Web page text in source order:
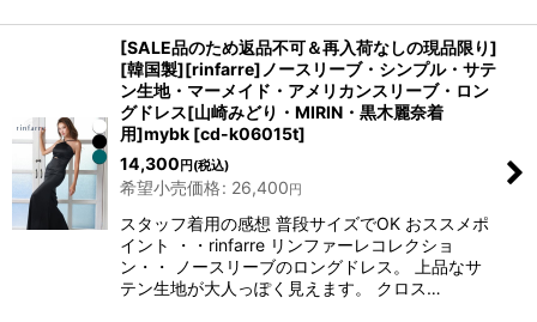
[SALE品のため返品不可＆再入荷なしの現品限り]
[韓国製][rinfarre]ノースリーブ・シンプル・サテ
ン生地・マーメイド・アメリカンスリーブ・ロン
グドレス[山崎みどり・MIRIN・黒木麗奈着
用]mybk [cd-k06015t]
14,300 円 (税込)
希望小売価格: 26,400円
スタッフ着用の感想 普段サイズでOK おススメポ
イント ・・rinfarre リンファーレコレクショ
ン・・ ノースリーブのロングドレス。 上品なサ
テン生地が大人っぽく見えます。 クロス…